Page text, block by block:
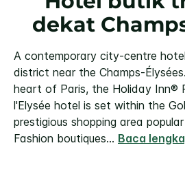
dekat
A contemporary city-centre
district near the Champs-Élysées.
heart of Paris, the Holiday Inn®
l'Elysée hotel is set within the
prestigious shopping area
Fashion boutiques... Baca